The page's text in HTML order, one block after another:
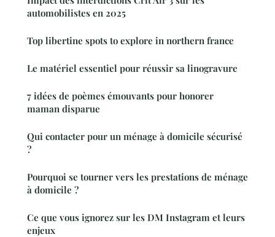
automobilistes en 2025
Top libertine spots to explore in northern france
Le matériel essentiel pour réussir sa linogravure
7 idées de poèmes émouvants pour honorer
maman disparue
Qui contacter pour un ménage à domicile sécurisé
?
Pourquoi se tourner vers les prestations de ménage
à domicile ?
Ce que vous ignorez sur les DM Instagram et leurs
enjeux